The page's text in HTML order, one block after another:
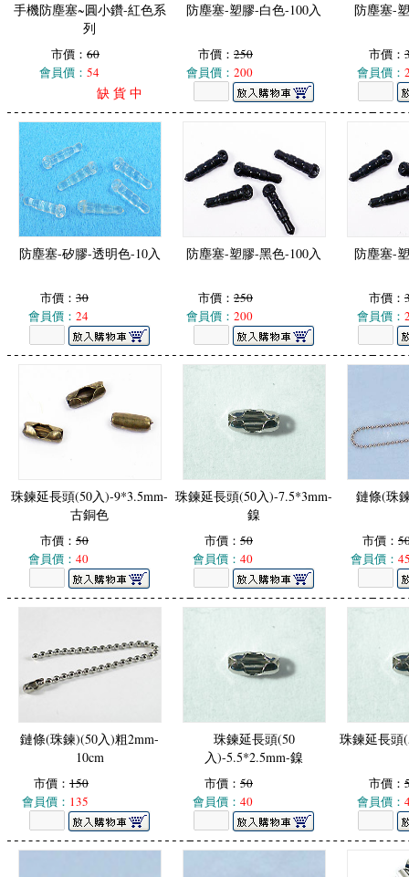
手機防塵塞~圓小鑽-紅色系
列
市價： 60
會員價： 54
缺 貨 中
防塵塞-塑膠-白色-100入
市價： 250
會員價： 200
防塵塞-
市價：
會員價：
防塵塞-矽膠-透明色-10入
市價： 30
會員價： 24
防塵塞-塑膠-黑色-100入
市價： 250
會員價： 200
防塵塞-
市價：
會員價：
珠鍊延長頭(50入)-9*3.5mm-
古銅色
市價： 50
會員價： 40
珠鍊延長頭(50入)-7.5*3mm-
鎳
市價： 50
會員價： 40
鏈條(珠
市價：
會員價：
鏈條(珠鍊)(50入)粗2mm-
10cm
市價： 150
會員價： 135
珠鍊延長頭(50
入)-5.5*2.5mm-鎳
市價： 50
會員價： 40
珠鍊延長頭
市價：
會員價：